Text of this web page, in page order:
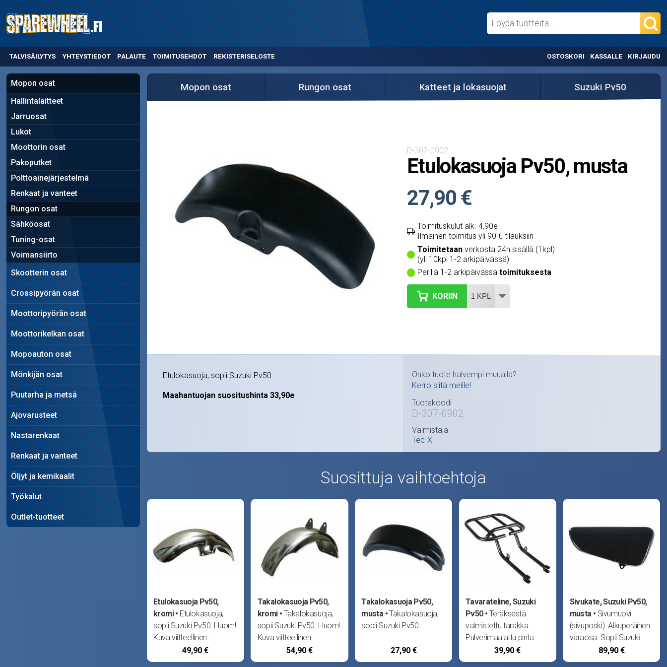
TALVISÄILYTYS YHTEYSTIEDOT PALAUTE TOIMITUSEHDOT REKISTERISELOSTE OSTOSKORI KASSALLE KIRJAUDU
Mopon osat
Hallintalaitteet
Jarruosat
Lukot
Moottorin osat
Pakoputket
Polttoainejärjestelmä
Renkaat ja vanteet
Rungon osat
Sähköosat
Tuning-osat
Voimansiirto
Skootterin osat
Crossipyörän osat
Moottoripyörän osat
Moottorikelkan osat
Mopoauton osat
Mönkijän osat
Puutarha ja metsä
Ajovarusteet
Nastarenkaat
Renkaat ja vanteet
Öljyt ja kemikaalit
Työkalut
Outlet-tuotteet
Mopon osat Rungon osat Katteet ja lokasuojat Suzuki Pv50
D-307-0902
Etulokasuoja Pv50, musta
27,90 €
Toimituskulut alk. 4,90e
Ilmainen toimitus yli 90 € tilauksiin
Toimitetaanverkosta 24h sisällä (1kpl)
(yli 10kpl 1-2 arkipäivässä)
Perillä 1-2 arkipäivässä toimituksesta
KORIIN
Etulokasuoja, sopii Suzuki Pv50.
Maahantuojan suositushinta 33,90e
Onko tuote halvempi muualla?
Kerro siitä meille!
Tuotekoodi
D-307-0902
Valmistaja
Tec-X
Suosittuja vaihtoehtoja
Etulokasuoja Pv50,
kromi
Etulokasuoja,
sopii Suzuki Pv50. Huom!
Kuva viitteellinen.
Toimitettavassa
tuotteessa ei ole pokatut
49,90 €
Takalokasuoja Pv50,
kromi
Takalokasuoja,
sopii Suzuki Pv50. Huom!
Kuva viitteellinen.
Toimitettavassa
tuotteessa ei ole pokatut
54,90 €
Takalokasuoja Pv50,
musta
Takalokasuoja,
sopii Suzuki Pv50.
27,90 €
Tavarateline, Suzuki
Pv50
Teräksestä
valmistettu tarakka.
Pulverimaalattu pinta.
Sopii Suzuki Pv50.
39,90 €
Sivukate, Suzuki Pv50,
musta
Sivumuovi
(sivuposki). Alkuperäinen
varaosa. Sopii Suzuki
89,90 €